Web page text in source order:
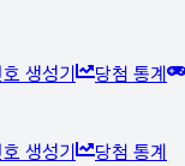
생성기 당첨 통계
생성기 당첨 통계